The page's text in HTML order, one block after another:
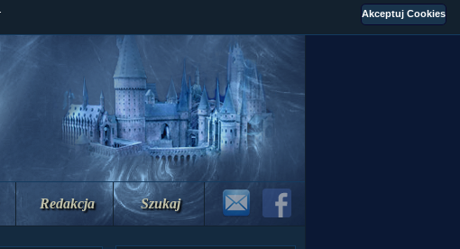
Redakcja Szukaj